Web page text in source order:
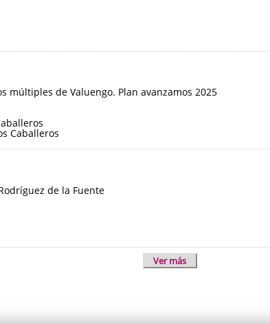
múltiples de Valuengo. Plan avanzamos 2025
Caballeros
de la Fuente
Ver más